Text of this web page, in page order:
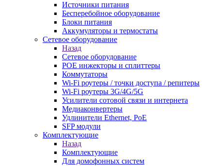
Источники питания
Бесперебойное оборудование
Блоки питания
Аккумуляторы и термостаты
Сетевое оборудование
Назад
Сетевое оборудование
POE инжекторы и сплиттеры
Коммутаторы
Wi-Fi роутеры / точки доступа / репитеры
Wi-Fi роутеры 3G/4G/5G
Усилители сотовой связи и интернета
Медиаконвертеры
Удлинители Ethernet, PoE
SFP модули
Комплектующие
Назад
Комплектующие
Для домофонных систем